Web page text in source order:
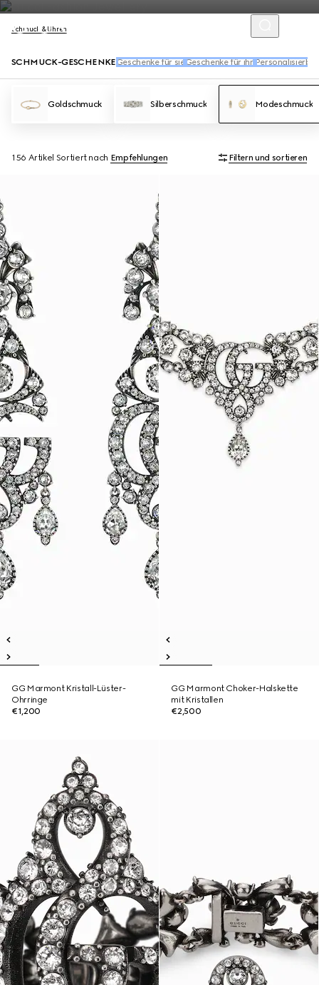
Schmuck & Uhren
SCHMUCK-GESCHENKE Geschenke für sie Geschenke für ihn
Goldschmuck Silberschmuck Modeschmuck
156 Artikel Sortiert nach Empfehlungen Filtern und sortieren
GG Marmont Kristall-Lüster-
Ohrringe
€1,200
GG Marmont Choker-Halskette
mit Kristallen
€2,500